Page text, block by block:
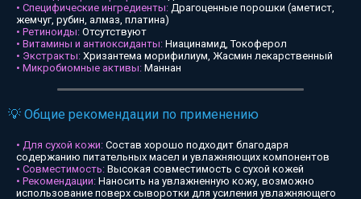
• Специфические ингредиенты: Драгоценные порошки (аметист,
жемчуг, рубин, алмаз, платина)
• Ретиноиды: Отсутствуют
• Витамины и антиоксиданты: Ниацинамид, Токоферол
• Экстракты: Хризантема морифилиум, Жасмин лекарственный
• Микробиомные активы: Маннан
💡 Общие рекомендации по применению
• Для сухой кожи: Состав хорошо подходит благодаря
содержанию питательных масел и увлажняющих компонентов
• Совместимость: Высокая совместимость с сухой кожей
• Рекомендации: Наносить на увлажненную кожу, возможно
использование поверх сыворотки для усиления увлажняющего